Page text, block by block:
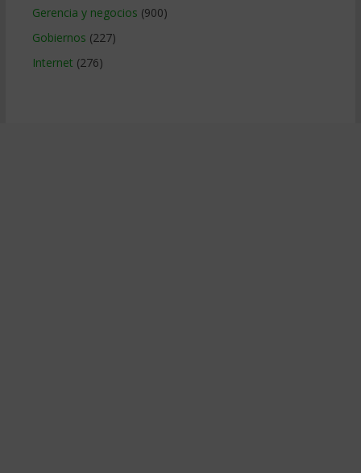
Gerencia y negocios (900)
Gobiernos (227)
Internet (276)